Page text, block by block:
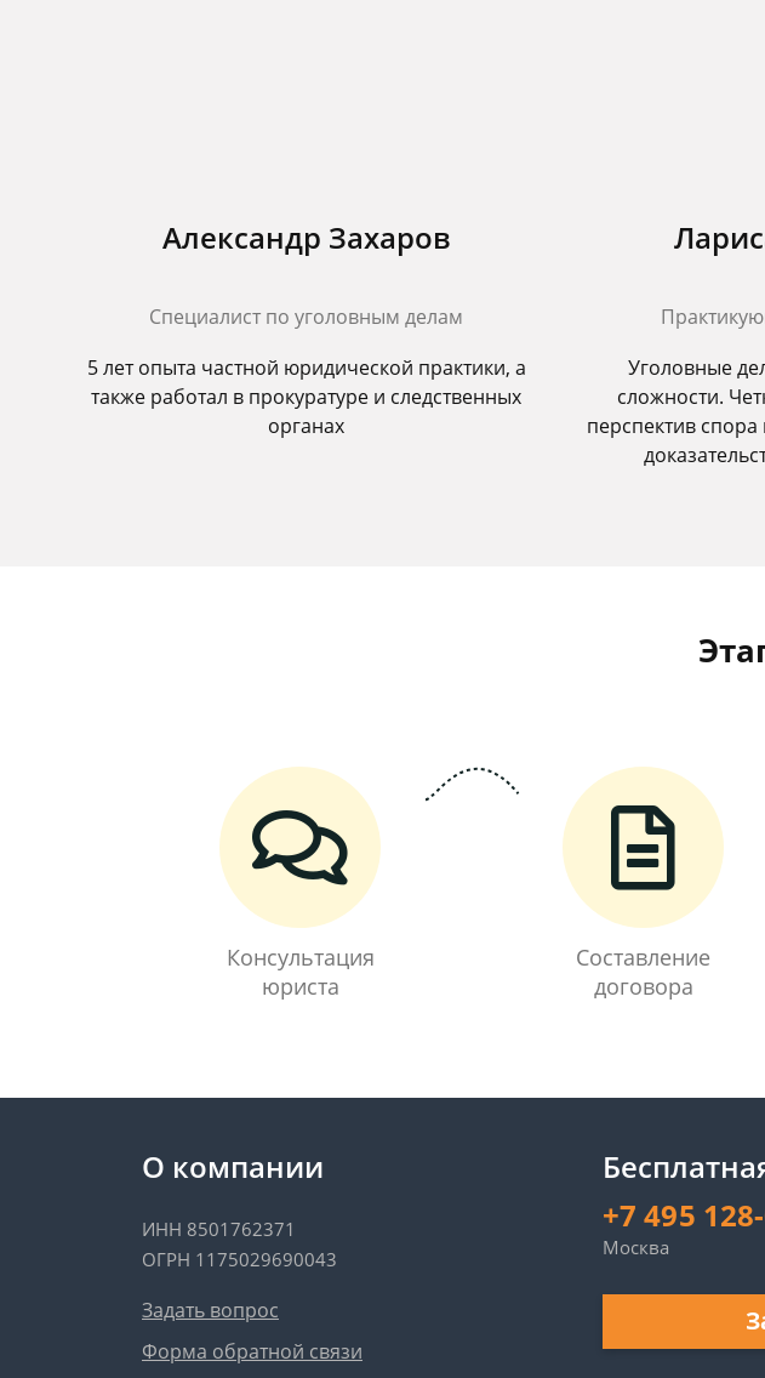
Александр Захаров
Специалист по уголовным делам
5 лет опыта частной юридической практики, а
также работал в прокуратуре и следственных
органах
Уголовные
сложности.
перспектив
Консультация
юриста
Составление
договора
О компании
ИНН 8501762371
ОГРН 1175029690043
Задать вопрос
Форма обратной связи
+7 495
Москва